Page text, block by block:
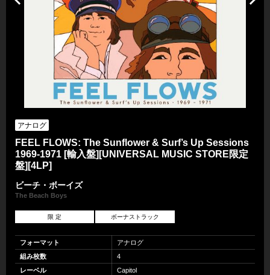
アナログ
FEEL FLOWS: The Sunflower & Surf’s Up Sessions
1969-1971 [輸入盤][UNIVERSAL MUSIC STORE限定
盤][4LP]
ビーチ・ボーイズ
The Beach Boys
限 定 ボーナストラック
フォーマット
アナログ
組み枚数
4
レーベル
Capitol